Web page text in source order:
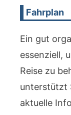
Fahrplan
Ein gut
essenziell,
Reise zu
unterstützt
aktuelle